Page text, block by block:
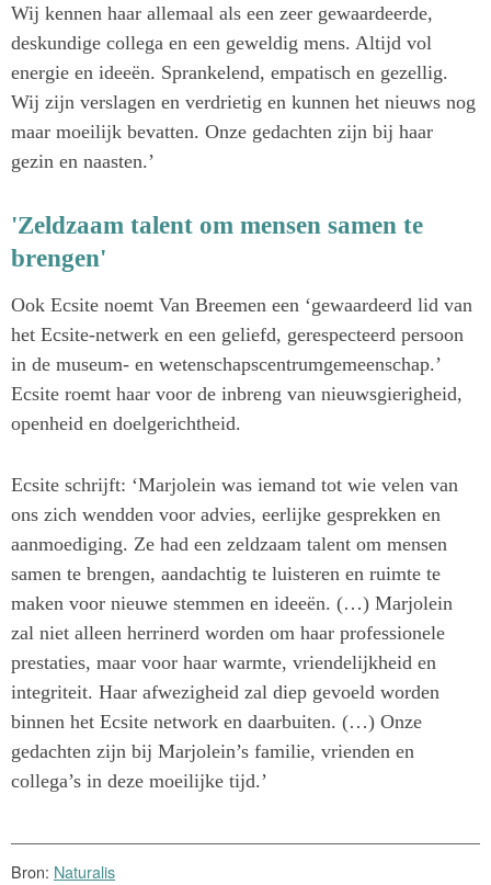
Wij kennen haar allemaal als een zeer gewaardeerde,
deskundige collega en een geweldig mens. Altijd vol
energie en ideeën. Sprankelend, empatisch en gezellig.
Wij zijn verslagen en verdrietig en kunnen het nieuws nog
maar moeilijk bevatten. Onze gedachten zijn bij haar
gezin en naasten.’
'Zeldzaam talent om mensen samen te
brengen'
Ook Ecsite noemt Van Breemen een ‘gewaardeerd lid van
het Ecsite-netwerk en een geliefd, gerespecteerd persoon
in de museum- en wetenschapscentrumgemeenschap.’
Ecsite roemt haar voor de inbreng van nieuwsgierigheid,
openheid en doelgerichtheid.
Ecsite schrijft: ‘Marjolein was iemand tot wie velen van
ons zich wendden voor advies, eerlijke gesprekken en
aanmoediging. Ze had een zeldzaam talent om mensen
samen te brengen, aandachtig te luisteren en ruimte te
maken voor nieuwe stemmen en ideeën. (…) Marjolein
zal niet alleen herrinerd worden om haar professionele
prestaties, maar voor haar warmte, vriendelijkheid en
integriteit. Haar afwezigheid zal diep gevoeld worden
binnen het Ecsite network en daarbuiten. (…) Onze
gedachten zijn bij Marjolein’s familie, vrienden en
collega’s in deze moeilijke tijd.’
Bron: Naturalis